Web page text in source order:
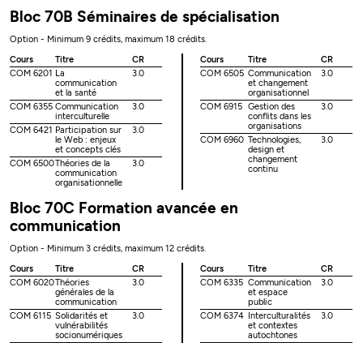
Bloc 70B Séminaires de spécialisation
Option - Minimum 9 crédits, maximum 18 crédits.
Cours
Titre
CR
COM 6201 La
communication
et la santé
3.0
COM 6355 Communication
interculturelle
3.0
COM 6421 Participation sur
le Web : enjeux
et concepts clés
3.0
COM 6500Théories de la
communication
organisationnelle
3.0
Cours Titre
CR
COM 6505 Communication
et changement
organisationnel
3.0
COM 6915 Gestion des
conflits dans les
organisations
3.0
COM 6960 Technologies,
design et
changement
continu
3.0
Bloc 70C Formation avancée en
communication
Option - Minimum 3 crédits, maximum 12 crédits.
Cours
Titre
CR
COM 6020Théories
générales de la
communication
3.0
COM 6115 Solidarités et
vulnérabilités
socionumériques
3.0
Cours Titre
CR
COM 6335 Communication
et espace
public
3.0
COM 6374
Interculturalités
et contextes
autochtones
3.0